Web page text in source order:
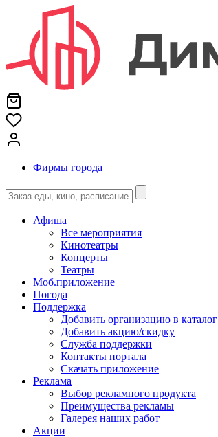
Фирмы города
Афиша
Все мероприятия
Кинотеатры
Концерты
Театры
Моб.приложение
Погода
Поддержка
Добавить организацию в каталог
Добавить акцию/скидку
Служба поддержки
Контакты портала
Скачать приложение
Реклама
Выбор рекламного продукта
Преимущества рекламы
Галерея наших работ
Акции